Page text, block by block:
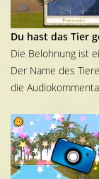
Du hast das Tier
Die Belohnung ist
Der Name des
die